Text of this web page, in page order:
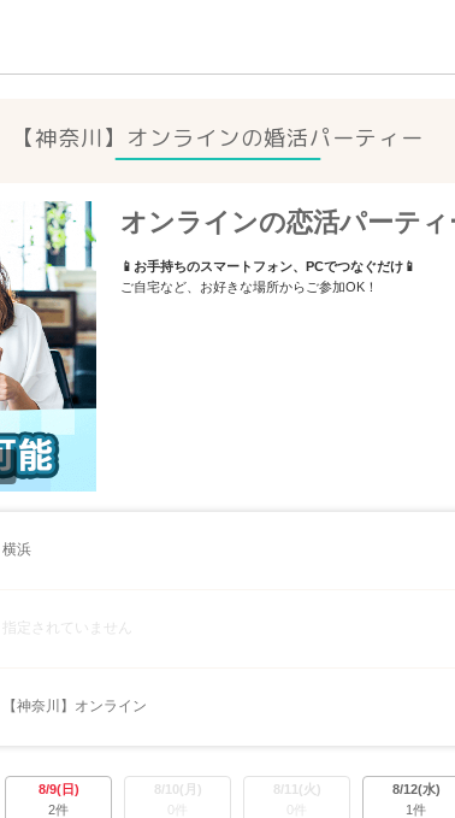
【神奈川】オンラインの婚活パーティー
オンラインの恋活パーテ
📱お手持ちのスマートフォン、PCでつなぐだけ📱
ご自宅など、お好きな場所からご参加OK！
横浜
指定されていません
【神奈川】オンライン
8/9(日)
2件
8/10(月)
0件
8/11(火)
0件
8/12(水)
1件